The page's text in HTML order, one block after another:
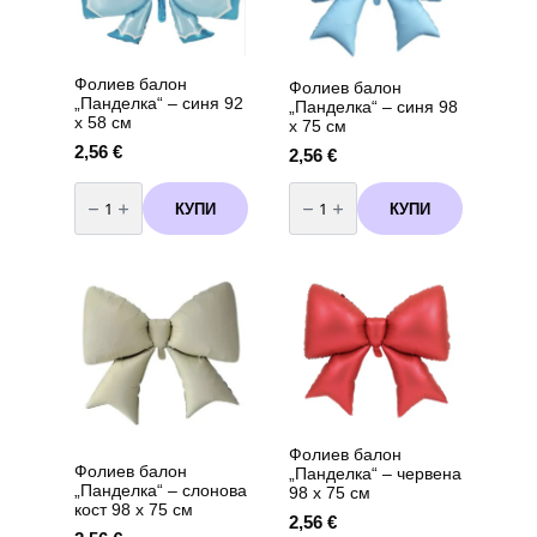
Фолиев балон
„Панделка“ – синя 92
х 58 см
2,56 €
количество
за
Фолиев
балон
синя
92
КУПИ
Фолиев балон
„Панделка“ – синя 98
х 75 см
2,56 €
количество
за
Фолиев
балон
синя
см
КУПИ
Фолиев балон
„Панделка“ – слонова
кост 98 х 75 см
Фолиев балон
„Панделка“ – червена
98 х 75 см
2,56 €